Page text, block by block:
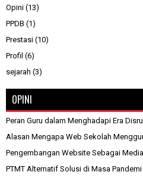
Opini (13)
PPDB (1)
Prestasi (10)
Profil (6)
sejarah (3)
OPINI
Peran Guru dalam Menghadapi Era
Alasan Mengapa Web Sekolah
Pengembangan Website Sebagai
PTMT Alternatif Solusi di Masa Pandemi